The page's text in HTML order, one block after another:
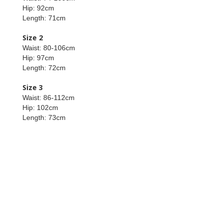
Hip: 92cm
Length: 71cm
Size 2
Waist: 80-106cm
Hip: 97cm
Length: 72cm
Size 3
Waist: 86-112cm
Hip: 102cm
Length: 73cm